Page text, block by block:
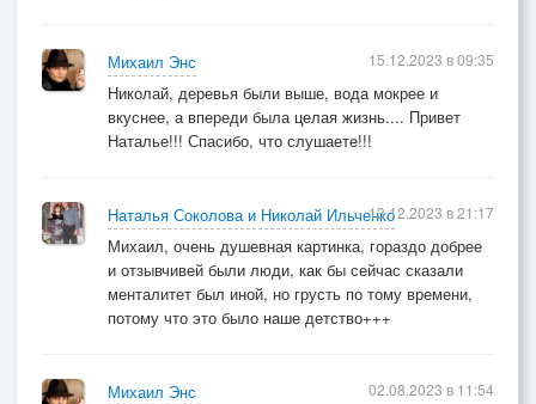
Михаил Энс
Николай, деревья были выше, вода мокрее и
вкуснее, а впереди была целая жизнь.... Привет
Наталье!!! Спасибо, что слушаете!!!
15.12.2023 в 09:35
Наталья Соколова и Николай Ильченко
Михаил, очень душевная картинка, гораздо добрее
и отзывчивей были люди, как бы сейчас сказали
менталитет был иной, но грусть по тому времени,
потому что это было наше детство+++
13.12.2023 в 21:17
Михаил Энс
02.08.2023 в 11:54